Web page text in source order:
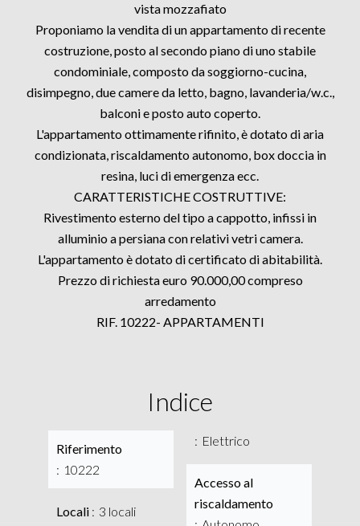
vista mozzafiato
Proponiamo la vendita di un appartamento di recente
costruzione, posto al secondo piano di uno stabile
condominiale, composto da soggiorno-cucina,
disimpegno, due camere da letto, bagno, lavanderia/w.c.,
balconi e posto auto coperto.
L'appartamento ottimamente rifinito, è dotato di aria
condizionata, riscaldamento autonomo, box doccia in
resina, luci di emergenza ecc.
CARATTERISTICHE COSTRUTTIVE:
Rivestimento esterno del tipo a cappotto, infissi in
alluminio a persiana con relativi vetri camera.
L'appartamento è dotato di certificato di abitabilità.
Prezzo di richiesta euro 90.000,00 compreso
arredamento
RIF. 10222- APPARTAMENTI
Indice
Riferimento
10222
Locali 3 locali
Elettrico
Accesso al
riscaldamento